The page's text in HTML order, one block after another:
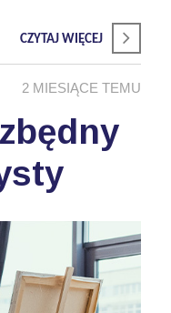
CZYTAJ WIĘCEJ
2 MIESIĄCE TEMU